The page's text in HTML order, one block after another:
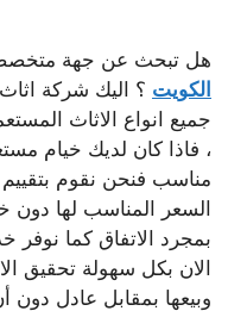
هل تبحث عن جهة
الكويت ؟ اليك شركة
جميع انواع الاثاث
، فاذا كان لديك خيام
مناسب فنحن نقوم
السعر المناسب لها
بمجرد الاتفاق كما نوفر
الان بكل سهولة تحقيق
وبيعها بمقابل عادل دون